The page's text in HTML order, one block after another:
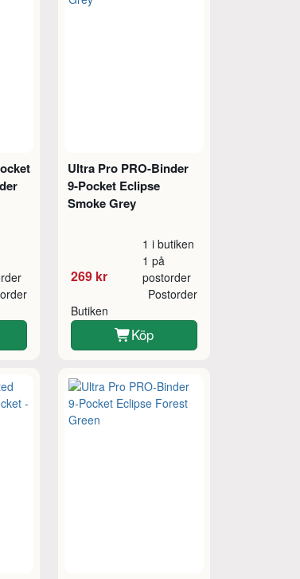
Ultra Pro PRO-Binder
9-Pocket Eclipse
Smoke Grey
269 kr
1 i butiken
1 på
postorder
Butiken
Postorder
Köp